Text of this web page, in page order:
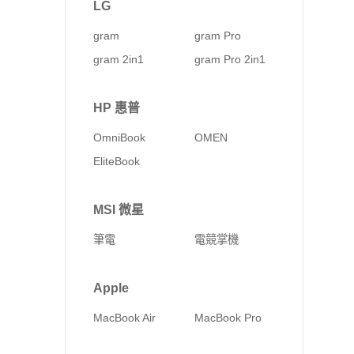
LG
gram
gram Pro
gram 2in1
gram Pro 2in1
HP 惠普
OmniBook
OMEN
EliteBook
MSI 微星
筆電 電競掌機
Apple
MacBook Air MacBook Pro